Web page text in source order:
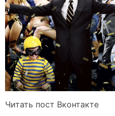
Читать пост Вконтакте